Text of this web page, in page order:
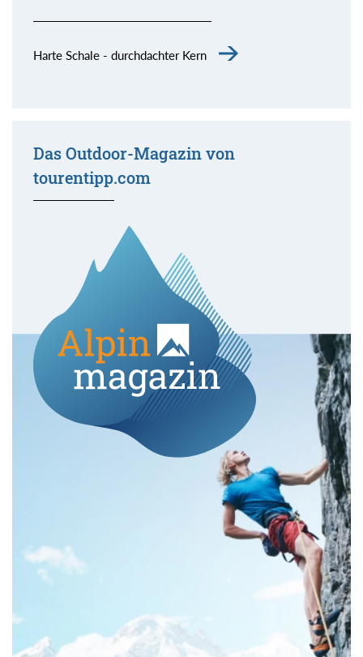
Harte Schale - durchdachter Kern
Das Outdoor-Magazin von
tourentipp.com